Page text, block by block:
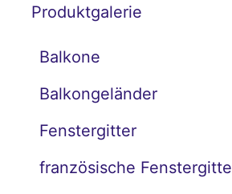
Produktgalerie
Balkone
Balkongeländer
Fenstergitter
französische